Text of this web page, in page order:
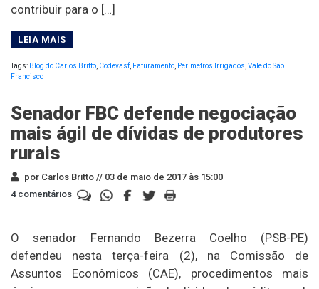
contribuir para o […]
Tags: Blog do Carlos Britto Codevasf Faturamento Perímetros Irrigados Vale do São
Francisco
Senador FBC defende negociação
mais ágil de dívidas de produtores
rurais
por Carlos Britto // 03 de maio de 2017 às 15:00
4 comentários
O senador Fernando Bezerra Coelho (PSB-PE)
defendeu nesta terça-feira (2), na Comissão de
Assuntos Econômicos (CAE), procedimentos mais